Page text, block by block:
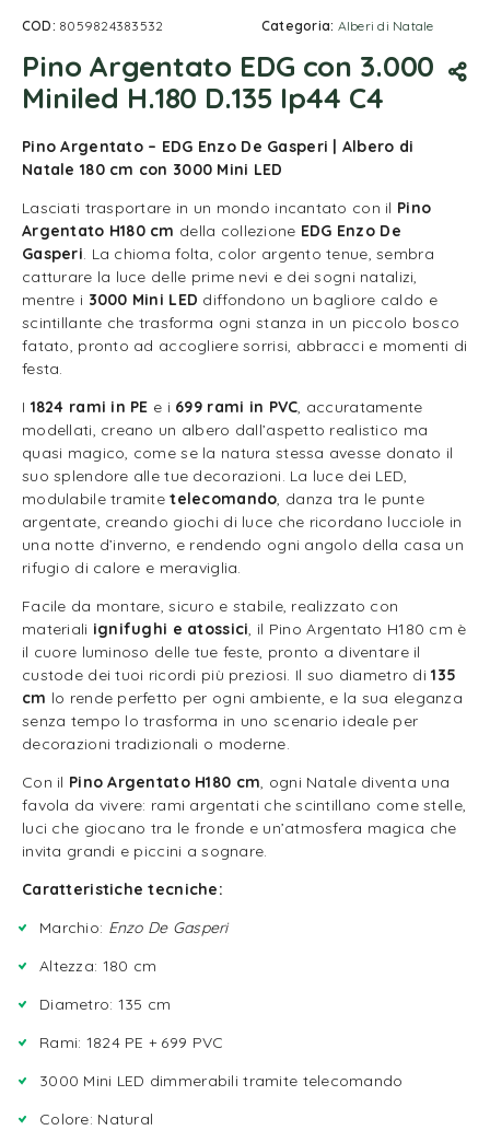
COD: 8059824383532 Categoria: Alberi di Natale
Pino Argentato EDG con 3.000
Miniled H.180 D.135 Ip44 C4
Pino Argentato – EDG Enzo De Gasperi | Albero di
Natale 180 cm con 3000 Mini LED
Lasciati trasportare in un mondo incantato con il Pino
Argentato H180 cm della collezione EDG Enzo De
Gasperi. La chioma folta, color argento tenue, sembra
catturare la luce delle prime nevi e dei sogni natalizi,
mentre i 3000 Mini LED diffondono un bagliore caldo e
scintillante che trasforma ogni stanza in un piccolo bosco
fatato, pronto ad accogliere sorrisi, abbracci e momenti di
festa.
I 1824 rami in PE e i 699 rami in PVC, accuratamente
modellati, creano un albero dall’aspetto realistico ma
quasi magico, come se la natura stessa avesse donato il
suo splendore alle tue decorazioni. La luce dei LED,
modulabile tramitetelecomando, danza tra le punte
argentate, creando giochi di luce che ricordano lucciole in
una notte d’inverno, e rendendo ogni angolo della casa un
rifugio di calore e meraviglia.
Facile da montare, sicuro e stabile, realizzato con
materiali ignifughi e atossici, il Pino Argentato H180 cm è
il cuore luminoso delle tue feste, pronto a diventare il
custode dei tuoi ricordi più preziosi. Il suo diametro di135
cm lo rende perfetto per ogni ambiente, e la sua eleganza
senza tempo lo trasforma in uno scenario ideale per
decorazioni tradizionali o moderne.
Con il Pino Argentato H180 cm, ogni Natale diventa una
favola da vivere: rami argentati che scintillano come stelle,
luci che giocano tra le fronde e un’atmosfera magica che
invita grandi e piccini a sognare.
Caratteristiche tecniche:
Marchio: Enzo De Gasperi
Altezza: 180 cm
Diametro: 135 cm
Rami: 1824 PE + 699 PVC
3000 Mini LED dimmerabili tramite telecomando
Colore: Natural